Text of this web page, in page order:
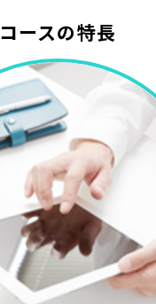
コースの特長